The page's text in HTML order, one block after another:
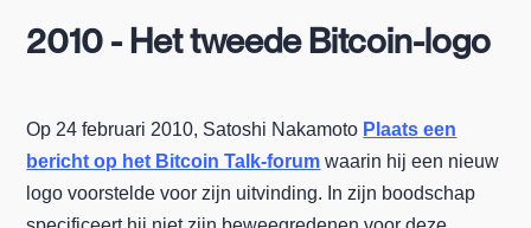
2010 - Het tweede Bitcoin-logo
Op 24 februari 2010, Satoshi Nakamoto Plaats een
bericht op het Bitcoin Talk-forum waarin hij een nieuw
logo voorstelde voor zijn uitvinding. In zijn boodschap